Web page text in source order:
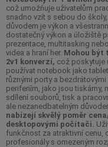
což umožňuje uživatelům
snadno vzít s sebou do
důvodem je výkon a
dostatečný výkon a úložiště
prezentace, multitasking
videa a hraní her. Mohou být
2v1 konverzí, což poskytuje
používat notebook jako
různými porty a
periferiím, jako jsou tiskárny,
sdílení souborů, tisk a
ale nezanedbatelným
nabízejí skvělý poměr
desktopovými počítači.
funkčnost za atraktivní cenu,
profesionály s omezeným